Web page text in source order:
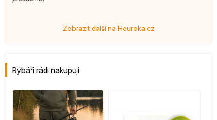
Zobrazit další na Heureka.cz
Rybáři rádi nakupují